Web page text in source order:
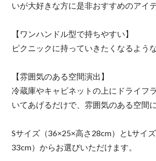
いが大好きな方に是非おすすめのアイテ
【ワンハンドル型で持ちやすい】
ピクニックに持っていきたくなるような
【雰囲気のある空間演出】
冷蔵庫やキャビネットの上にドライフ
いてあげるだけで、雰囲気のある空間
Sサイズ（36×25×高さ28cm）とLサイ
33cm）からお選びいただけます。